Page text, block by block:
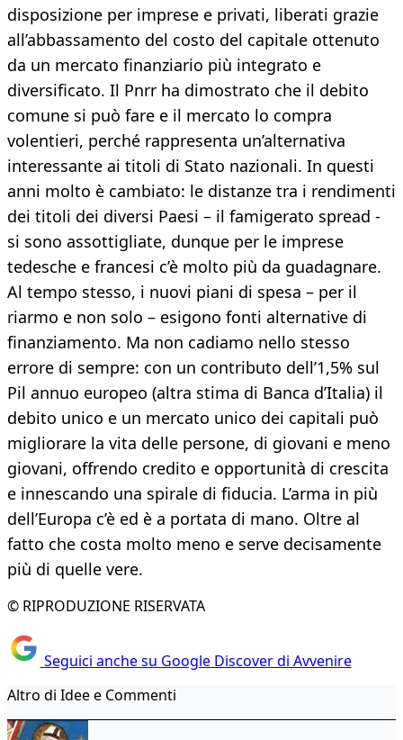
disposizione per imprese e privati, liberati grazie
all’abbassamento del costo del capitale ottenuto
da un mercato finanziario più integrato e
diversificato. Il Pnrr ha dimostrato che il debito
comune si può fare e il mercato lo compra
volentieri, perché rappresenta un’alternativa
interessante ai titoli di Stato nazionali. In questi
anni molto è cambiato: le distanze tra i rendimenti
dei titoli dei diversi Paesi – il famigerato spread -
si sono assottigliate, dunque per le imprese
tedesche e francesi c’è molto più da guadagnare.
Al tempo stesso, i nuovi piani di spesa – per il
riarmo e non solo – esigono fonti alternative di
finanziamento. Ma non cadiamo nello stesso
errore di sempre: con un contributo dell’1,5% sul
Pil annuo europeo (altra stima di Banca d’Italia) il
debito unico e un mercato unico dei capitali può
migliorare la vita delle persone, di giovani e meno
giovani, offrendo credito e opportunità di crescita
e innescando una spirale di fiducia. L’arma in più
dell’Europa c’è ed è a portata di mano. Oltre al
fatto che costa molto meno e serve decisamente
più di quelle vere.
© RIPRODUZIONE RISERVATA
Seguici anche su Google Discover di Avvenire
Altro di Idee e Commenti